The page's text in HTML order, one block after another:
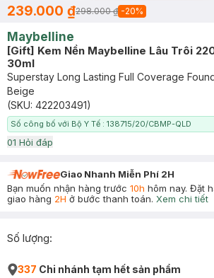
239.000 ₫298.000 ₫ -20%
Maybelline
[Gift] Kem Nền Maybelline Lâu Trôi
30ml
Superstay Long Lasting Full Coverage
Beige
(SKU: 422203491)
Số công bố với Bộ Y Tế : 138715/20/CBMP-QLD
01 Hỏi đáp
Giao Nhanh Miễn Phí 2H
Bạn muốn nhận hàng trước 10h hôm nay. Đặt
giao hàng 2H ở bước thanh toán. Xem chi tiết
Số lượng:
337 Chi nhánh tạm hết sản phẩm